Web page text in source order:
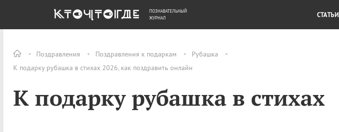
Поздравления Поздравления к подаркам
Рубашка
К подарку рубашка в стихах 2026, как поздравить онлайн
К подарку рубашка в стихах
ОБЩЕСТВО ДЕНЬГИ
ПОЗНАВАТЕЛЬНЫЙ
ЖУРНАЛ
СТАТЬИ